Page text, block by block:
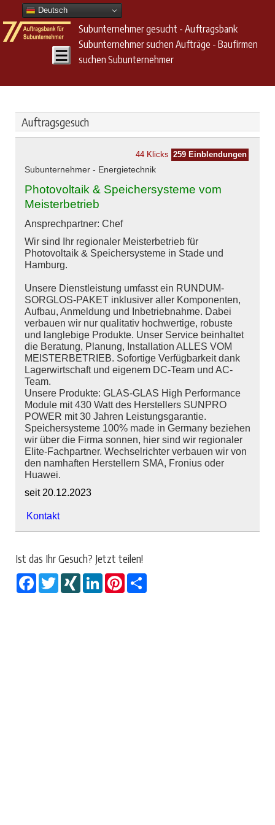
Deutsch
Subunternehmer gesucht - Auftragsbank
Subunternehmer suchen Aufträge - Baufirmen
suchen Subunternehmer
Auftragsgesuch
44 Klicks 259 Einblendungen
Subunternehmer - Energietechnik
Photovoltaik & Speichersysteme vom
Meisterbetrieb
Ansprechpartner: Chef
Wir sind Ihr regionaler Meisterbetrieb für
Photovoltaik & Speichersysteme in Stade und
Hamburg.
Unsere Dienstleistung umfasst ein RUNDUM-
SORGLOS-PAKET inklusiver aller Komponenten,
Aufbau, Anmeldung und Inbetriebnahme. Dabei
verbauen wir nur qualitativ hochwertige, robuste
und langlebige Produkte. Unser Service beinhaltet
die Beratung, Planung, Installation ALLES VOM
MEISTERBETRIEB. Sofortige Verfügbarkeit dank
Lagerwirtschaft und eigenem DC-Team und AC-
Team.
Unsere Produkte: GLAS-GLAS High Performance
Module mit 430 Watt des Herstellers SUNPRO
POWER mit 30 Jahren Leistungsgarantie.
Speichersysteme 100% made in Germany beziehen
wir über die Firma sonnen, hier sind wir regionaler
Elite-Fachpartner. Wechselrichter verbauen wir von
den namhaften Herstellern SMA, Fronius oder
Huawei.
seit 20.12.2023
Kontakt
Ist das Ihr Gesuch? Jetzt teilen!
FacebookTwitterXING LinkedInPinterest